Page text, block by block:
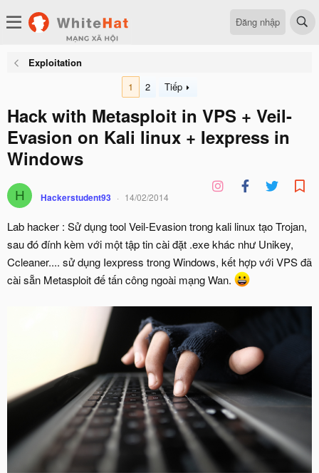
Đăng nhập
Exploitation
1
2 Tiếp
Hack with Metasploit in VPS + Veil-
Evasion on Kali linux + Iexpress in
Windows
H Hackerstudent93 14/02/2014
Lab hacker : Sử dụng tool Veil-Evasion trong kali linux tạo Trojan,
sau đó đính kèm với một tập tin cài đặt .exe khác như Unikey,
Ccleaner.... sử dụng Iexpress trong Windows, kết hợp với VPS đã
cài sẵn Metasploit đế tấn công ngoài mạng Wan.